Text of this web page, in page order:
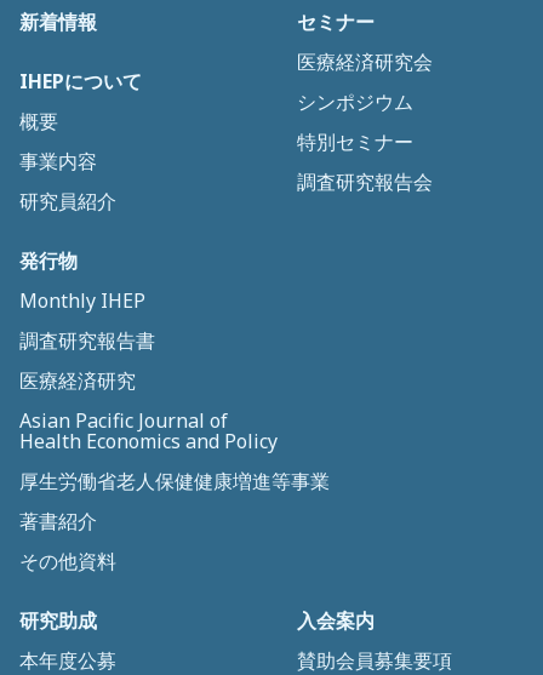
新着情報
IHEPについて
概要
事業内容
研究員紹介
セミナー
医療経済研究会
シンポジウム
特別セミナー
調査研究報告会
発行物
Monthly IHEP
調査研究報告書
医療経済研究
Asian Pacific Journal of
Health Economics and Policy
厚生労働省老人保健健康増進等事業
著書紹介
その他資料
研究助成
本年度公募
入会案内
賛助会員募集要項